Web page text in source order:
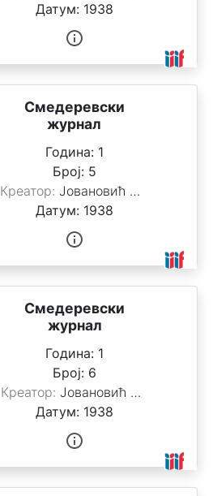
Датум: 1938
Смедеревски
журнал
Година: 1
Број: 5
Креатор:Јовановић Стоимировић, Милан
Датум: 1938
Смедеревски
журнал
Година: 1
Број: 6
Креатор: Јовановић Стоимировић, Милан
Датум: 1938